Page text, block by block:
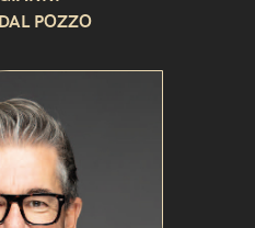
DAL POZZO